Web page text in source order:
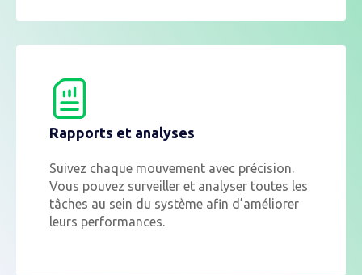
Rapports et analyses
Suivez chaque mouvement avec précision.
Vous pouvez surveiller et analyser toutes les
tâches au sein du système afin d’améliorer
leurs performances.